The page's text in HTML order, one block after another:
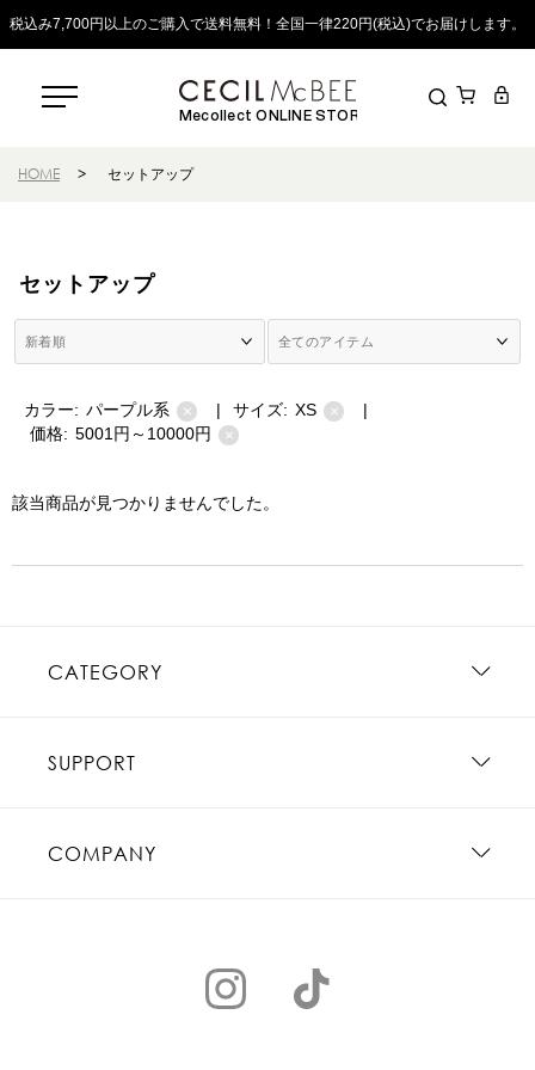
税込み7,700円以上のご購入で送料無料！全国一律220円(税込)でお届けします。
Mecollect ONLINE STORE
HOME > セットアップ
セットアップ
カラー: パープル系 × | サイズ: XS ×
|
価格: 5001円～10000円 ×
該当商品が見つかりませんでした。
CATEGORY
SUPPORT
COMPANY